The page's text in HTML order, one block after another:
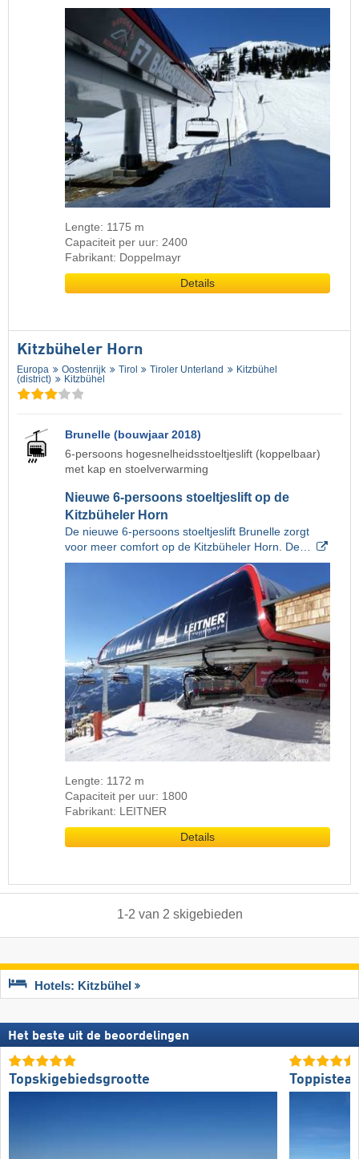
Lengte: 1175 m
Capaciteit per uur: 2400
Fabrikant: Doppelmayr
Details
Kitzbüheler Horn
Europa Oostenrijk Tirol Tiroler Unterland
Kitzbühel
(district)
Kitzbühel
Brunelle (bouwjaar 2018)
6-persoons hogesnelheidsstoeltjeslift (koppelbaar)
met kap en stoelverwarming
Nieuwe 6-persoons stoeltjeslift op de
Kitzbüheler Horn
De nieuwe 6-persoons stoeltjeslift Brunelle zorgt
voor meer comfort op de Kitzbüheler Horn. De…
Lengte: 1172 m
Capaciteit per uur: 1800
Fabrikant: LEITNER
Details
1-2 van 2 skigebieden
Hotels: Kitzbühel
Het beste uit de beoordelingen
Topskigebiedsgrootte